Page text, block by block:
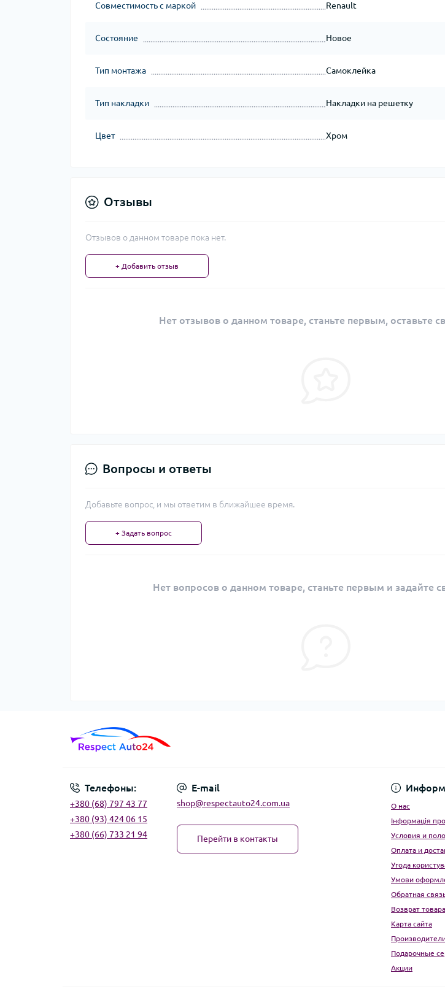
Совместимость с маркой Renault
Состояние Новое
Тип монтажа Самоклейка
Тип накладки Накладки на решетку
Цвет Хром
Отзывы
Отзывов о данном товаре пока нет.
+ Добавить отзыв
Нет отзывов о данном товаре, станьте первым, оставьте
Вопросы и ответы
Добавьте вопрос, и мы ответим в ближайшее время.
+ Задать вопрос
Нет вопросов о данном товаре, станьте первым и задайте
Телефоны:
+380 (68) 797 43 77
+380 (93) 424 06 15
+380 (66) 733 21 94
E-mail
shop@respectauto24.com.ua
Перейти в контакты
О нас
Інформація
Условия и
Оплата и
Угода
Умови
Обратная
Возврат товара
Карта сайта
Подарочные
Акции